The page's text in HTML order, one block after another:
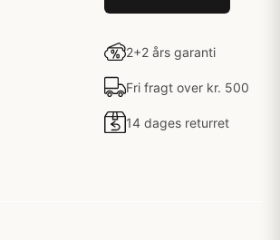
2+2 års garanti
Fri fragt over kr. 500
14 dages returret